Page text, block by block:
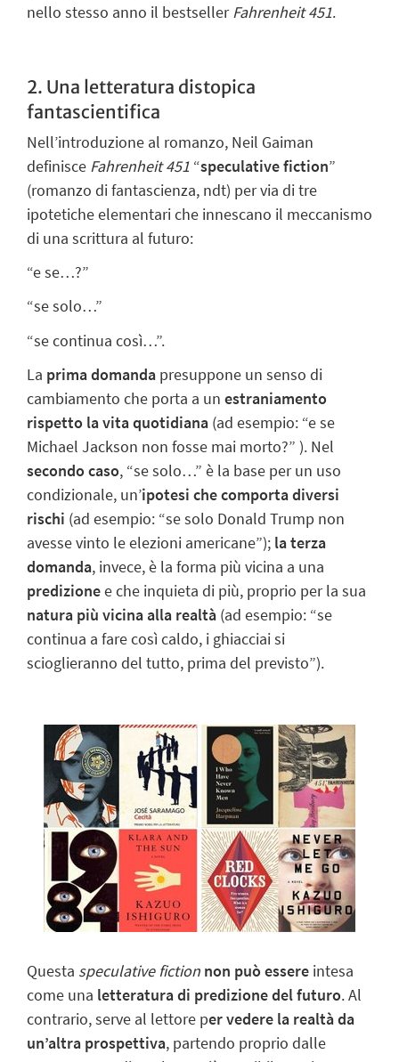
nello stesso anno il bestsellerFahrenheit 451.
2. Una letteratura distopica
fantascientifica
Nell’introduzione al romanzo, Neil Gaiman
definisce Fahrenheit 451 “speculative fiction”
(romanzo di fantascienza, ndt) per via di tre
ipotetiche elementari che innescano il meccanismo
di una scrittura al futuro:
“e se…?”
“se solo…”
“se continua così…”.
La prima domanda presuppone un senso di
cambiamento che porta a un estraniamento
rispetto la vita quotidiana (ad esempio: “e se
Michael Jackson non fosse mai morto?” ). Nel
secondo caso, “se solo…” è la base per un uso
condizionale, un’ipotesi che comporta diversi
rischi (ad esempio: “se solo Donald Trump non
avesse vinto le elezioni americane”); laterza
domanda, invece, è la forma più vicina a una
predizionee che inquieta di più, proprio per la sua
natura più vicina alla realtà (ad esempio: “se
continua a fare così caldo, i ghiacciai si
scioglieranno del tutto, prima del previsto”).
Questa speculative fiction non può essere intesa
come una letteratura di predizione del futuro. Al
contrario, serve al lettore pervedere la realtà da
un’altra prospettiva, partendo proprio dalle